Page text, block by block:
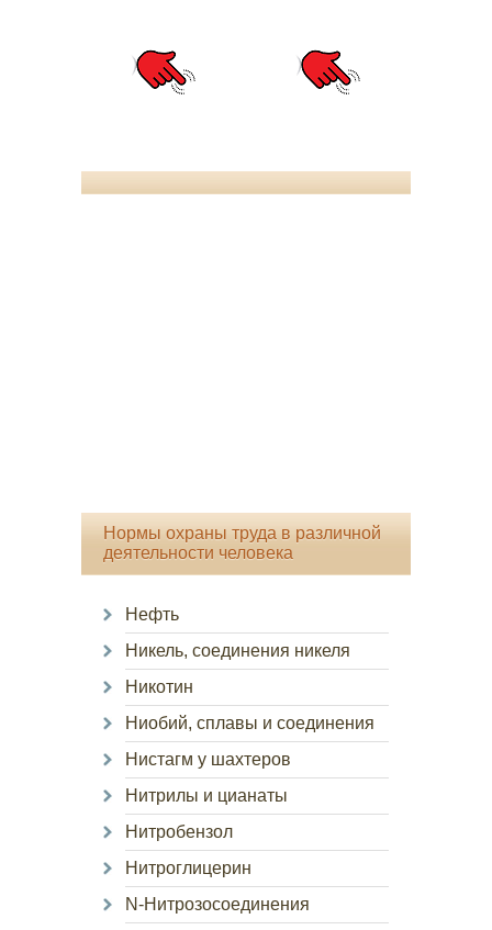
Нормы охраны труда в различной
деятельности человека
Нефть
Никель, соединения никеля
Никотин
Ниобий, сплавы и соединения
Нистагм у шахтеров
Нитрилы и цианаты
Нитробензол
Нитроглицерин
N-Нитрозосоединения